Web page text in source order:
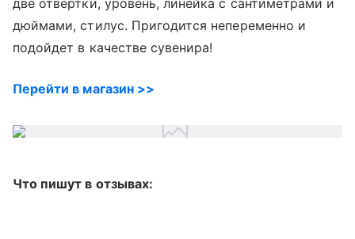
две отвертки, уровень, линейка с сантиметрами и
дюймами, стилус. Пригодится непеременно и
подойдет в качестве сувенира!
Перейти в магазин >>
Что пишут в отзывах: